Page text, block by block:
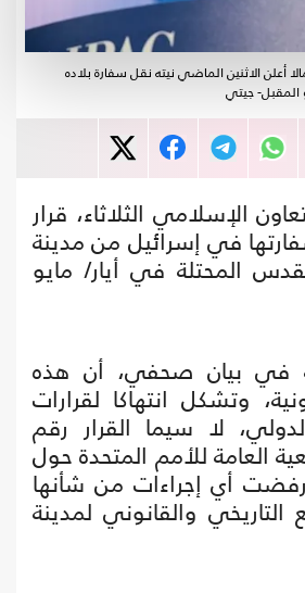
أعلن الاثنين الماضي نيته نقل سفارة بلاده
المقبل- جيتي
الإسلامي الثلاثاء، قرار
في إسرائيل من مدينة
المحتلة في أيار/ مايو
في بيان صحفي، أن هذه
وتشكل انتهاكا لقرارات
لا سيما القرار رقم
العامة للأمم المتحدة حول
أي إجراءات من شأنها
والقانوني لمدينة